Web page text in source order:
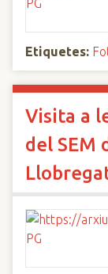
Etiquetes:
Visita a
del SEM